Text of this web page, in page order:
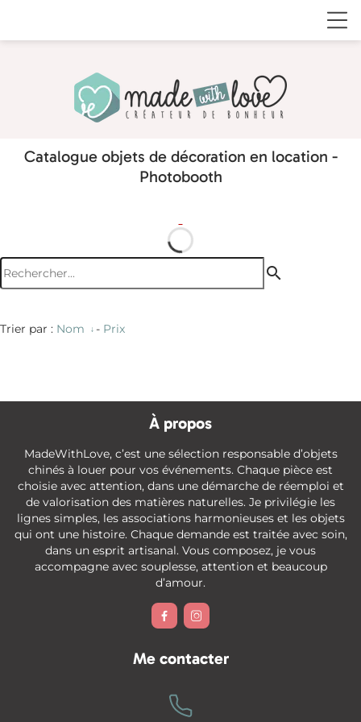
Catalogue objets de décoration en location -
Photobooth
search
Trier par : Nom - Prix
À propos
MadeWithLove, c’est une sélection responsable d’objets
chinés à louer pour vos événements. Chaque pièce est
choisie avec attention, dans une démarche de réemploi et
de valorisation des matières naturelles. Je privilégie les
lignes simples, les associations harmonieuses et les objets
qui ont une histoire. Chaque demande est traitée avec soin,
dans un esprit artisanal. Vous composez, je vous
accompagne avec souplesse, attention et beaucoup
d’amour.
 
Me contacter